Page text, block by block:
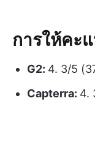
การให้คะ
G2: 4. 3/5
Capterra: 4.